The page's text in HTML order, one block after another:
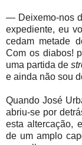
— Deixemo-nos
expediente, eu
cedam metade
Com os diabos!
uma partida de
e ainda não sou
Quando José
abriu-se por
esta altercação,
de um amplo